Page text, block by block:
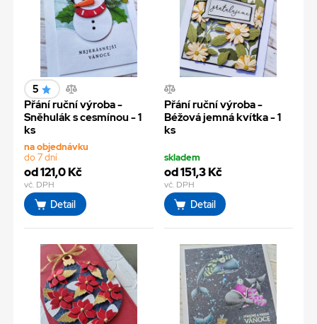
5
Přání ruční výroba -
Sněhulák s cesmínou - 1
ks
na objednávku
do 7 dní
od 121,0 Kč
vč. DPH
Detail
Přání ruční výroba -
Béžová jemná kvítka - 1
ks
skladem
od 151,3 Kč
vč. DPH
Detail